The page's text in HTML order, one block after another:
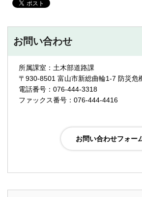
お問い合わせ
所属課室：土木部道路課
〒930-8501 富山市新総曲輪1-7 防災危
電話番号：076-444-3318
ファックス番号：076-444-4416